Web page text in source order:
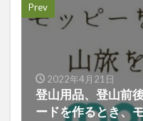
Prev
2022年4月21日
登山用品、登山前
ードを作るとき、